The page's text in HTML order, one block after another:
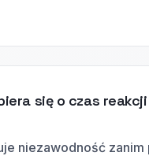
się o czas
niezawodność